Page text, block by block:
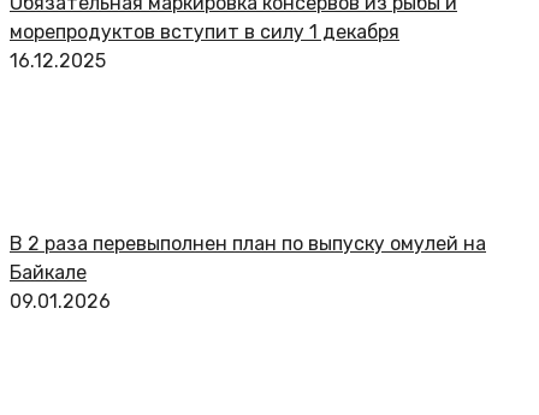
морепродуктов вступит в силу 1 декабря
16.12.2025
В 2 раза перевыполнен план по выпуску омулей на
Байкале
09.01.2026